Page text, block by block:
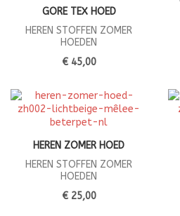
GORE TEX HOED
HEREN STOFFEN ZOMER
HOEDEN
€ 45,00
HEREN ZOMER HOED
HEREN STOFFEN ZOMER
HOEDEN
€ 25,00